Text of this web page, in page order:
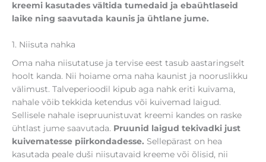
kreemi kasutades vältida tumedaid ja ebaühtlaseid
laike ning saavutada kaunis ja ühtlane jume.
1. Niisuta nahka
Oma naha niisutatuse ja tervise eest tasub aastaringselt
hoolt kanda. Nii hoiame oma naha kaunist ja nooruslikku
välimust. Talveperioodil kipub aga nahk eriti kuivama,
nahale võib tekkida ketendus või kuivemad laigud.
Sellisele nahale isepruunistuvat kreemi kandes on raske
ühtlast jume saavutada. Pruunid laigud tekivadki just
kuivematesse piirkondadesse. Sellepärast on hea
kasutada peale duši niisutavaid kreeme või õlisid, nii